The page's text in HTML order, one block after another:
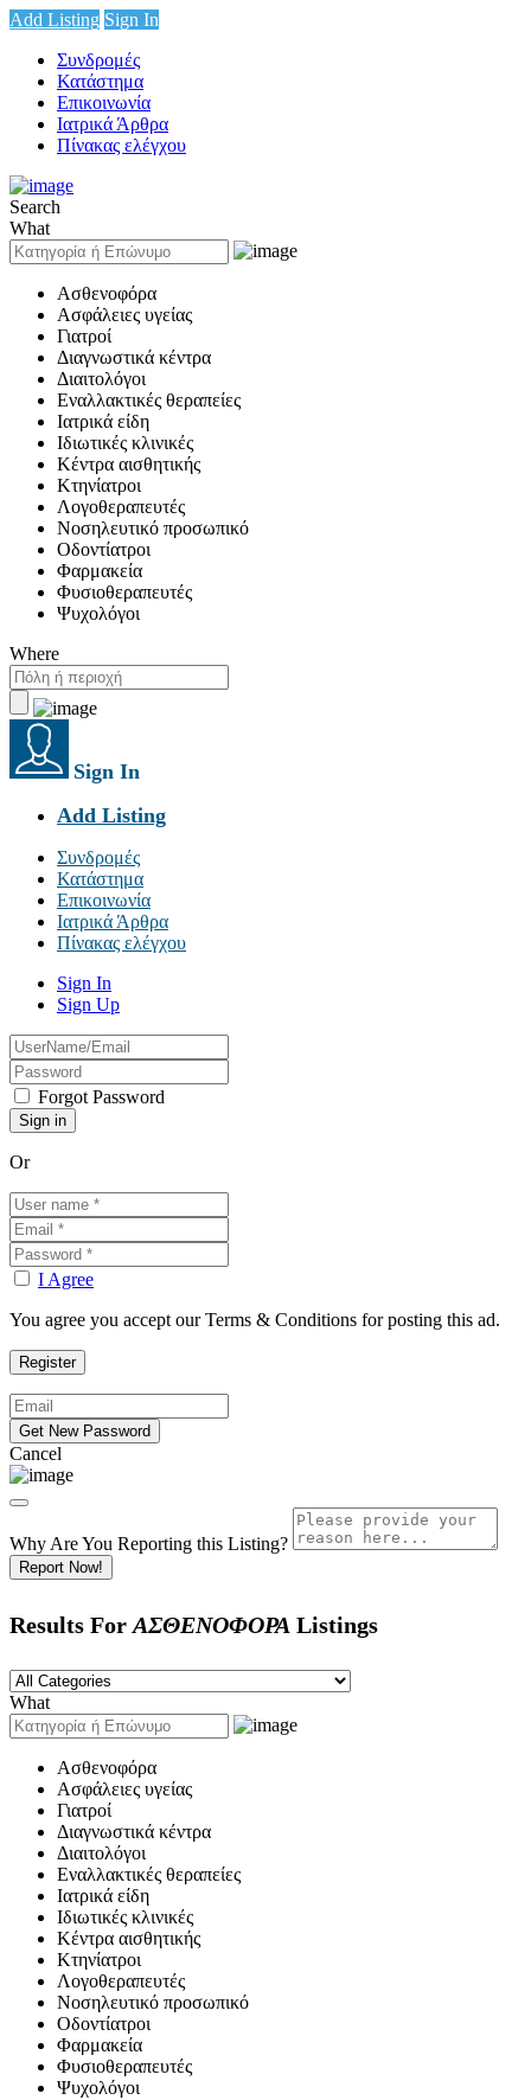
Add Listing Sign In
Συνδρομές
Κατάστημα
Επικοινωνία
Ιατρικά Άρθρα
Πίνακας ελέγχου
Search
What
Ασθενοφόρα
Ασφάλειες υγείας
Γιατροί
Διαγνωστικά κέντρα
Διαιτολόγοι
Εναλλακτικές θεραπείες
Ιατρικά είδη
Ιδιωτικές κλινικές
Κέντρα αισθητικής
Κτηνίατροι
Λογοθεραπευτές
Νοσηλευτικό προσωπικό
Οδοντίατροι
Φαρμακεία
Φυσιοθεραπευτές
Ψυχολόγοι
Where
Sign In
Add Listing
Συνδρομές
Κατάστημα
Επικοινωνία
Ιατρικά Άρθρα
Πίνακας ελέγχου
Sign In
Sign Up
Forgot Password
Or
I Agree
You agree you accept our Terms & Conditions for posting this ad.
Cancel
Why Are You Reporting this Listing?
Report Now!
Results For ΑΣΘΕΝΟΦΟΡΑ Listings
What
Ασθενοφόρα
Ασφάλειες υγείας
Γιατροί
Διαγνωστικά κέντρα
Διαιτολόγοι
Εναλλακτικές θεραπείες
Ιατρικά είδη
Ιδιωτικές κλινικές
Κέντρα αισθητικής
Κτηνίατροι
Λογοθεραπευτές
Νοσηλευτικό προσωπικό
Οδοντίατροι
Φαρμακεία
Φυσιοθεραπευτές
Ψυχολόγοι